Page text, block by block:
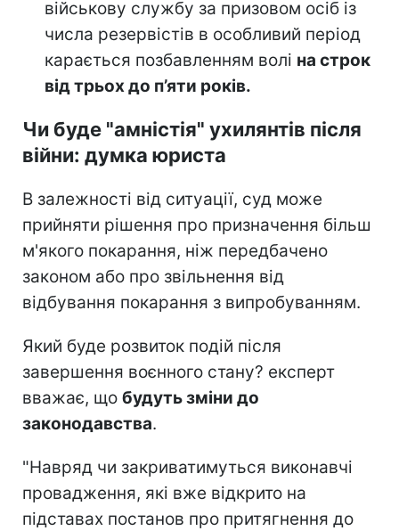
військову службу за призовом осіб із
числа резервістів в особливий період
карається позбавленням волі на строк
від трьох до п’яти років.
Чи буде "амністія" ухилянтів після
війни: думка юриста
В залежності від ситуації, суд може
прийняти рішення про призначення більш
м'якого покарання, ніж передбачено
законом або про звільнення від
відбування покарання з випробуванням.
Який буде розвиток подій після
завершення воєнного стану? експерт
вважає, що будуть зміни до
законодавства.
"Навряд чи закриватимуться виконавчі
провадження, які вже відкрито на
підставах постанов про притягнення до